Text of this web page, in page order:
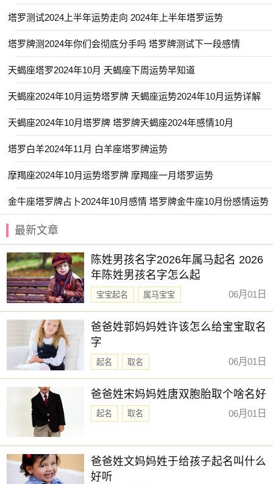
塔罗测试2024上半年运势走向 2024年上半年塔罗运势
塔罗牌测2024年你们会彻底分手吗 塔罗牌测试下一段感情
天蝎座塔罗2024年10月 天蝎座下周运势早知道
天蝎座2024年10月运势塔罗牌 天蝎座运势2024年10月运势详解
天蝎座2024年10月塔罗牌 塔罗牌天蝎座2024年感情10月
塔罗白羊2024年11月 白羊座塔罗牌运势
摩羯座2024年10月运势塔罗牌 摩羯座一月塔罗运势
金牛座塔罗牌占卜2024年10月感情 塔罗牌金牛座10月份感情运势
最新文章
陈姓男孩名字2026年属马起名 2026
年陈姓男孩名字怎么起
宝宝起名
属马宝宝
新生儿取名
06月01日
爸爸姓郭妈妈姓许该怎么给宝宝取名
字
起名 取名 06月01日
爸爸姓宋妈妈姓唐双胞胎取个啥名好
起名 取名 06月01日
爸爸姓文妈妈姓于给孩子起名叫什么
好听